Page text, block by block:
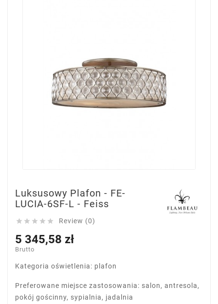
Luksusowy Plafon - FE-
LUCIA-6SF-L - Feiss
     Review (0)
5 345,58 zł
Brutto
Kategoria oświetlenia: plafon
Preferowane miejsce zastosowania: salon, antresola,
pokój gościnny, sypialnia, jadalnia